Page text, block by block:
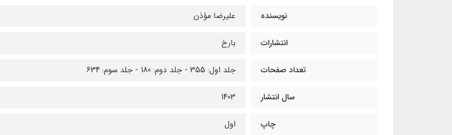
نویسنده علیرضا مؤذن
انتشارات بارخ
تعداد صفحات جلد اول: 355 - جلد دوم: 180 - جلد سوم: 634
سال انتشار 1403
چاپ اول